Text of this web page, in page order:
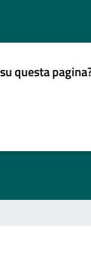
questa